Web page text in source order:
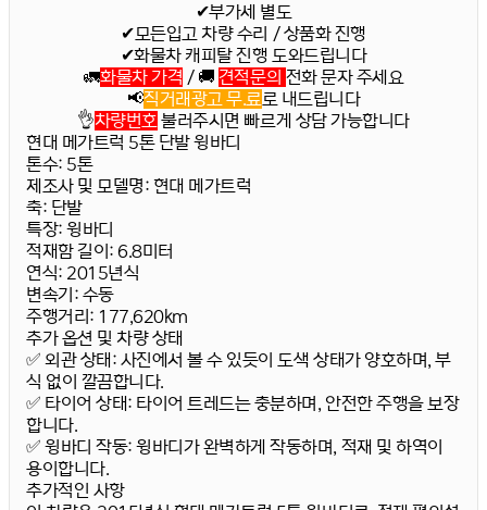
✔부가세 별도
✔모든입고 차량 수리 / 상품화 진행
✔화물차 캐피탈 진행 도와드립니다
🚛화물차 가격 / 🚚 견적문의 전화 문자 주세요
📢직거래광고 무.료 로 내드립니다
👌차량번호 불러주시면 빠르게 상담 가능합니다
현대 메가트럭 5톤 단발 윙바디
톤수: 5톤
제조사 및 모델명: 현대 메가트럭
축: 단발
특장: 윙바디
적재함 길이: 6.8미터
연식: 2015년식
변속기: 수동
주행거리: 177,620km
추가 옵션 및 차량 상태
✅ 외관 상태: 사진에서 볼 수 있듯이 도색 상태가 양호하며, 부
식 없이 깔끔합니다.
✅ 타이어 상태: 타이어 트레드는 충분하며, 안전한 주행을 보장
합니다.
✅ 윙바디 작동: 윙바디가 완벽하게 작동하며, 적재 및 하역이
용이합니다.
추가적인 사항